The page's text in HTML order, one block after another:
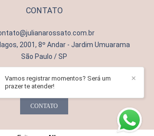
CONTATO
2001, 8º Andar - Jardim Umuarama
São Paulo / SP
CONTATO
✕
Vamos registrar momentos? Será um
prazer te atender!